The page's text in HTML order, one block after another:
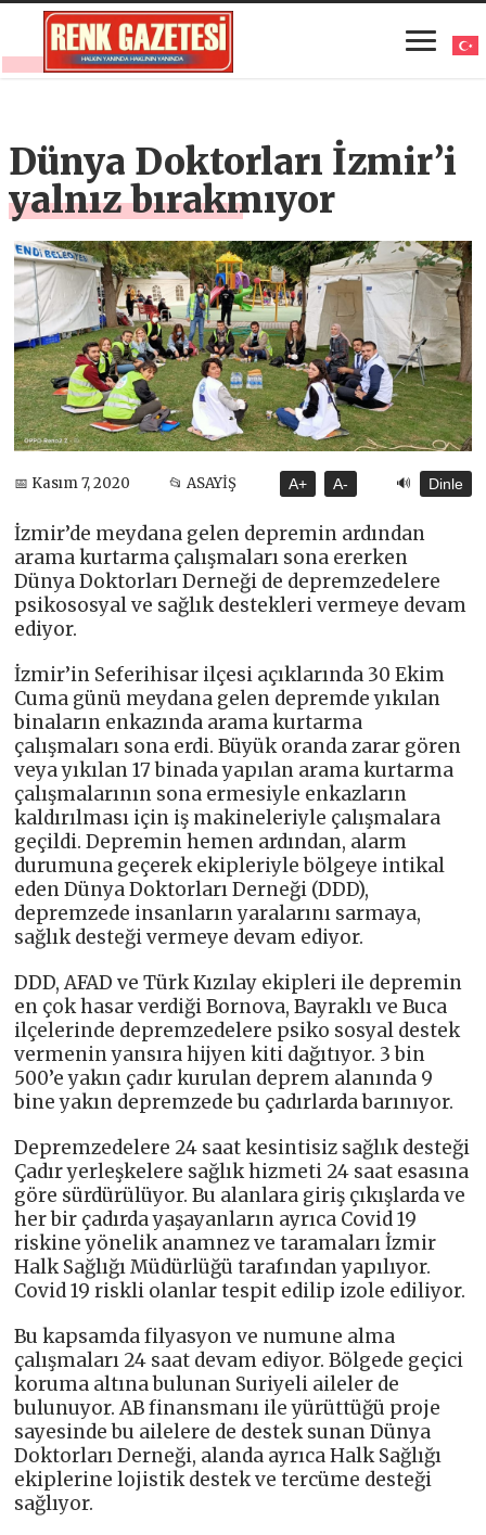
Dünya Doktorları İzmir’i
yalnız bırakmıyor
📅 Kasım 7, 2020 📂 ASAYİŞ A+ A- 🔊 Dinle
İzmir’de meydana gelen depremin ardından
arama kurtarma çalışmaları sona ererken
Dünya Doktorları Derneği de depremzedelere
psikososyal ve sağlık destekleri vermeye devam
ediyor.
İzmir’in Seferihisar ilçesi açıklarında 30 Ekim
Cuma günü meydana gelen depremde yıkılan
binaların enkazında arama kurtarma
çalışmaları sona erdi. Büyük oranda zarar gören
veya yıkılan 17 binada yapılan arama kurtarma
çalışmalarının sona ermesiyle enkazların
kaldırılması için iş makineleriyle çalışmalara
geçildi. Depremin hemen ardından, alarm
durumuna geçerek ekipleriyle bölgeye intikal
eden Dünya Doktorları Derneği (DDD),
depremzede insanların yaralarını sarmaya,
sağlık desteği vermeye devam ediyor.
DDD, AFAD ve Türk Kızılay ekipleri ile depremin
en çok hasar verdiği Bornova, Bayraklı ve Buca
ilçelerinde depremzedelere psiko sosyal destek
vermenin yansıra hijyen kiti dağıtıyor. 3 bin
500’e yakın çadır kurulan deprem alanında 9
bine yakın depremzede bu çadırlarda barınıyor.
Depremzedelere 24 saat kesintisiz sağlık desteği
Çadır yerleşkelere sağlık hizmeti 24 saat esasına
göre sürdürülüyor. Bu alanlara giriş çıkışlarda ve
her bir çadırda yaşayanların ayrıca Covid 19
riskine yönelik anamnez ve taramaları İzmir
Halk Sağlığı Müdürlüğü tarafından yapılıyor.
Covid 19 riskli olanlar tespit edilip izole ediliyor.
Bu kapsamda filyasyon ve numune alma
çalışmaları 24 saat devam ediyor. Bölgede geçici
koruma altına bulunan Suriyeli aileler de
bulunuyor. AB finansmanı ile yürüttüğü proje
sayesinde bu ailelere de destek sunan Dünya
Doktorları Derneği, alanda ayrıca Halk Sağlığı
ekiplerine lojistik destek ve tercüme desteği
sağlıyor.